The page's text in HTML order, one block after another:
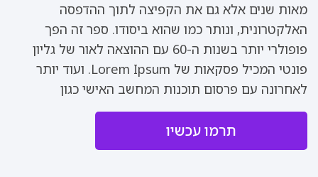
מאות שנים אלא גם את הקפיצה לתוך ההדפסה
האלקטרונית, ונותר כמו שהוא ביסודו. ספר זה הפך
פופולרי יותר בשנות ה-60 עם ההוצאה לאור של גליון
פונטי המכיל פסקאות של Lorem Ipsum. ועוד יותר
לאחרונה עם פרסום תוכנות המחשב האישי כגון
תרמו עכשיו